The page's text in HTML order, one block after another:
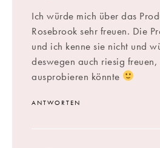
Ich würde mich über das
Rosebrook sehr freuen. Die
und ich kenne sie nicht und
deswegen auch riesig
ausprobieren könnte
ANTWORTEN